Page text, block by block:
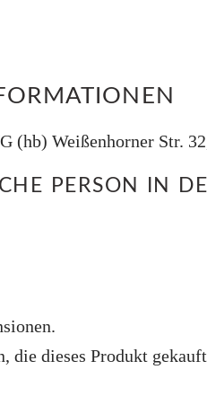
(hb) Weißenhorner Str.
PERSON IN
die dieses Produkt